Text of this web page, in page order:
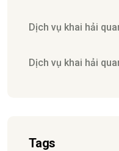
Dịch vụ khai hải
Dịch vụ khai hải
Tags